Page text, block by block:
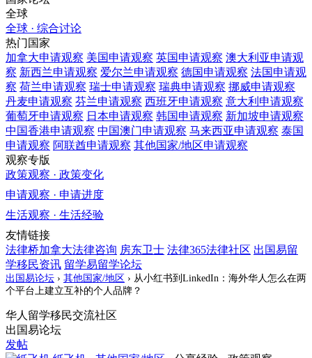
全球
全球 · 综合讨论
热门国家
加拿大申请观察 美国申请观察 英国申请观察 澳大利亚申请观
察 新西兰申请观察 爱尔兰申请观察 德国申请观察 法国申请观
察 荷兰申请观察 瑞士申请观察 瑞典申请观察 挪威申请观察
丹麦申请观察 芬兰申请观察 西班牙申请观察 意大利 申请观察
葡萄牙申请观察 日本申请观察 韩国申请观察 新加坡申请观察
中国香港申请观察 中国澳门申请观察 马来西亚申请观察 泰国
申请观察 阿联酋申请观察 其他国家/地区申请观察
观察专版
政策观察 · 政策变化
申请观察 · 申请进度
生活观察 · 生活经验
友情链接
法律桥加拿大法律咨询 房东卫士 法律365法律社区 出国易留
学移民资讯 留学易留学论坛
出国易论坛 › 其他国家/地区 › 从小红书到LinkedIn：海外华人怎么在两
个平台上建立互补的个人品牌？
华人留学移民交流社区
出国易论坛
发帖